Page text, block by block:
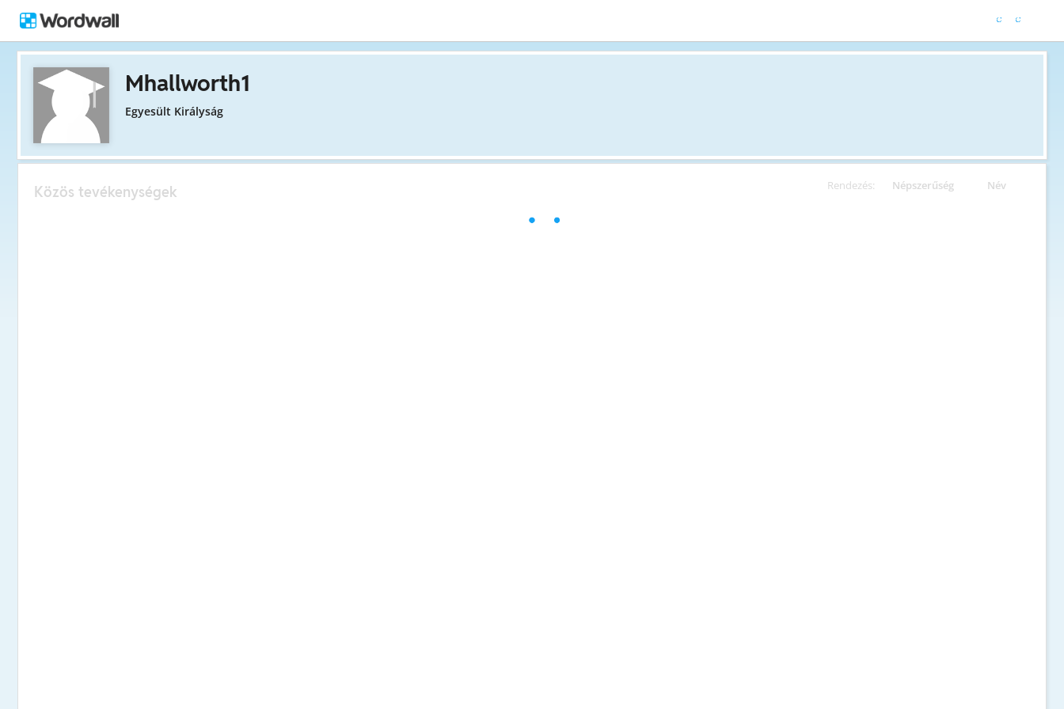
Mhallworth1
Egyesült Királyság
Rendezés: Népszerűség Név
Közös tevékenységek